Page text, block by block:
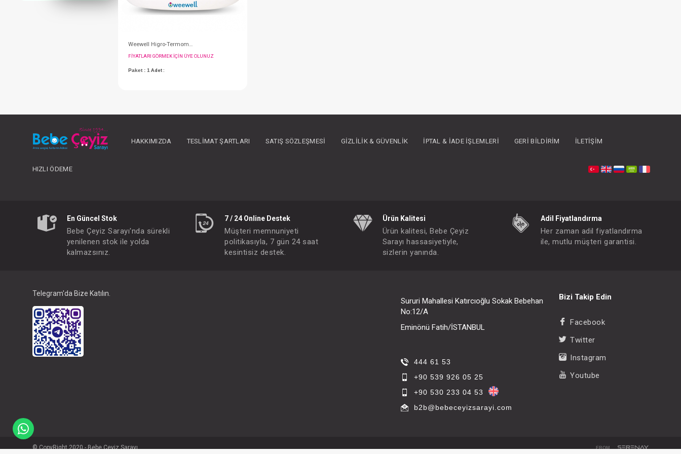
Paket : 1 Adet :
HAKKIMIZDA TESLIMAT ŞARTLARI SATIŞ SÖZLEŞMESI GIZLILIK & GÜVENLIK İPTAL & İADE İŞLEMLERI GERI BILDIRIM İLETIŞIM
HIZLI ÖDEME
En Güncel Stok
Bebe Çeyiz Sarayı'nda sürekli
yenilenen stok ile yolda
kalmazsınız.
7 / 24 Online Destek
Müşteri memnuniyeti
politikasıyla, 7 gün 24 saat
kesintisiz destek.
Ürün Kalitesi
Ürün kalitesi, Bebe Çeyiz
Sarayı hassasiyetiyle,
sizlerin yanında.
Adil Fiyatlandırma
Her zaman adil fiyatlandırma
ile, mutlu müşteri garantisi.
Telegram'da Bize Katılın.
Sururi Mahallesi Katırcıoğlu Sokak Bebehan
No:12/A
Eminönü Fatih/İSTANBUL
444 61 53
+90 539 926 05 25
+90 530 233 04 53
b2b@bebeceyizsarayi.com
Bizi Takip Edin
Facebook
Twitter
Instagram
Youtube
© CopyRight 2020 - Bebe Çeyiz Sarayı FROM